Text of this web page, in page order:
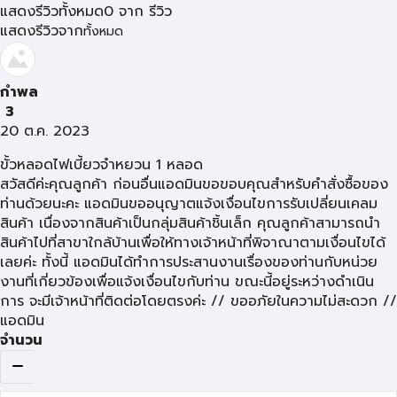
แสดงรีวิวทั้งหมด0 จาก รีวิว
แสดงรีวิวจากทั้งหมด
กำพล
3
20 ต.ค. 2023
ขั้วหลอดไฟเบี้ยวจำหยวน 1 หลอด
สวัสดีค่ะคุณลูกค้า ก่อนอื่นแอดมินขอขอบคุณสำหรับคำสั่งซื้อของ
ท่านด้วยนะคะ แอดมินขออนุญาตแจ้งเงื่อนไขการรับเปลี่ยนเคลม
สินค้า เนื่องจากสินค้าเป็นกลุ่มสินค้าชิ้นเล็ก คุณลูกค้าสามารถนำ
สินค้าไปที่สาขาใกล้บ้านเพื่อให้ทางเจ้าหน้าที่พิจาณาตามเงื่อนไขได้
เลยค่ะ ทั้งนี้ แอดมินได้ทำการประสานงานเรื่องของท่านกับหน่วย
งานที่เกี่ยวข้องเพื่อแจ้งเงื่อนไขกับท่าน ขณะนี้อยู่ระหว่างดำเนิน
การ จะมีเจ้าหน้าที่ติดต่อโดยตรงค่ะ // ขออภัยในความไม่สะดวก //
แอดมิน
จำนวน